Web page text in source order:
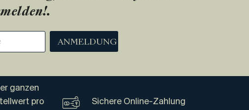
.
ANMELDUNG
ganzen
pro
Sichere Online-Zahlung